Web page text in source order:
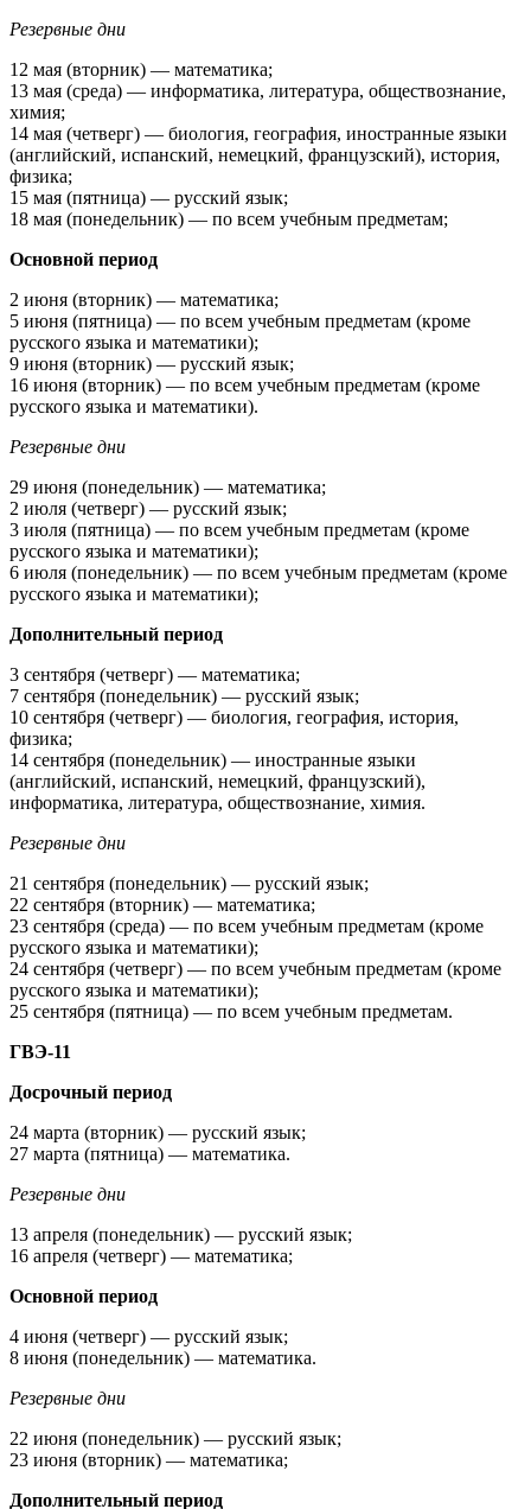
Резервные дни
12 мая (вторник) — математика;
13 мая (среда) — информатика, литература, обществознание,
химия;
14 мая (четверг) — биология, география, иностранные языки
(английский, испанский, немецкий, французский), история,
физика;
15 мая (пятница) — русский язык;
18 мая (понедельник) — по всем учебным предметам;
Основной период
2 июня (вторник) — математика;
5 июня (пятница) — по всем учебным предметам (кроме
русского языка и математики);
9 июня (вторник) — русский язык;
16 июня (вторник) — по всем учебным предметам (кроме
русского языка и математики).
Резервные дни
29 июня (понедельник) — математика;
2 июля (четверг) — русский язык;
3 июля (пятница) — по всем учебным предметам (кроме
русского языка и математики);
6 июля (понедельник) — по всем учебным предметам (кроме
русского языка и математики);
Дополнительный период
3 сентября (четверг) — математика;
7 сентября (понедельник) — русский язык;
10 сентября (четверг) — биология, география, история,
физика;
14 сентября (понедельник) — иностранные языки
(английский, испанский, немецкий, французский),
информатика, литература, обществознание, химия.
Резервные дни
21 сентября (понедельник) — русский язык;
22 сентября (вторник) — математика;
23 сентября (среда) — по всем учебным предметам (кроме
русского языка и математики);
24 сентября (четверг) — по всем учебным предметам (кроме
русского языка и математики);
25 сентября (пятница) — по всем учебным предметам.
ГВЭ-11
Досрочный период
24 марта (вторник) — русский язык;
27 марта (пятница) — математика.
Резервные дни
13 апреля (понедельник) — русский язык;
16 апреля (четверг) — математика;
Основной период
4 июня (четверг) — русский язык;
8 июня (понедельник) — математика.
Резервные дни
22 июня (понедельник) — русский язык;
23 июня (вторник) — математика;
Дополнительный период